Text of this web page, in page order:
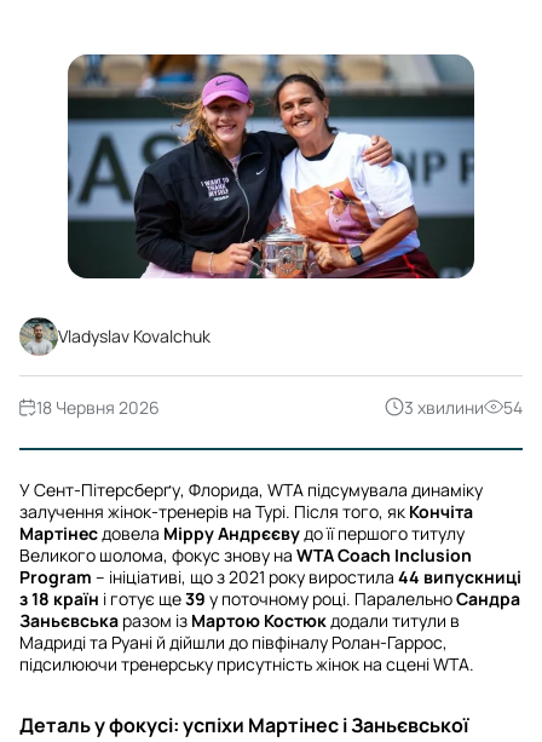
Vladyslav Kovalchuk
3 хвилини 54
18 Червня 2026
У Сент-Пітерсберґу, Флорида, WTA підсумувала динаміку
залучення жінок-тренерів на Турі. Після того, як Кончіта
Мартінес довела Мірру Андрєєву до її першого титулу
Великого шолома, фокус знову на WTA Coach Inclusion
Program – ініціативі, що з 2021 року виростила 44 випускниці
з 18 країн і готує ще39 у поточному році. ПаралельноСандра
Заньєвська разом із Мартою Костюк додали титули в
Мадриді та Руані й дійшли до півфіналу Ролан-Гаррос,
підсилюючи тренерську присутність жінок на сцені WTA.
Деталь у фокусі: успіхи Мартінес і Заньєвської